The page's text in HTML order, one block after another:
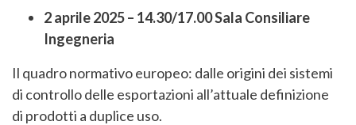
2 aprile 2025 – 14.30/17.00 Sala Consiliare
Ingegneria
Il quadro normativo europeo: dalle origini dei sistemi
di controllo delle esportazioni all’attuale definizione
di prodotti a duplice uso.